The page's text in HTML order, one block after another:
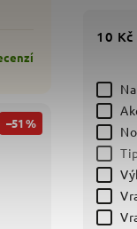
10 Kč
–51 %